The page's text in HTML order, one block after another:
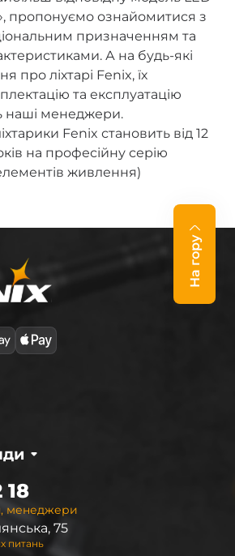
пропонуємо ознайомитися з
призначенням та
А на будь-які
про ліхтарі Fenix, їх
та експлуатацію
наші менеджери.
Fenix становить від 12
на професійну серію
живлення)
На гору
менеджери
18
75
питань